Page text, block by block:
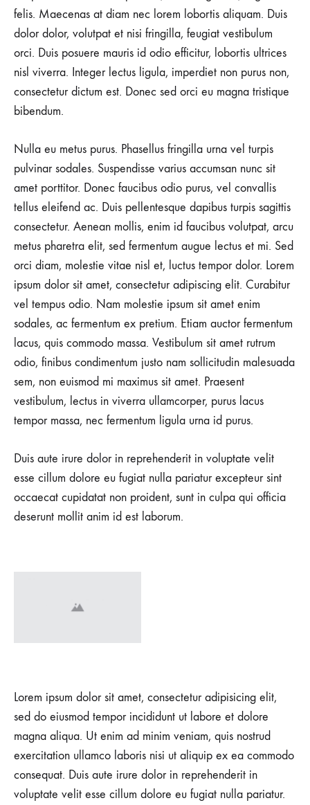
felis. Maecenas at diam nec lorem lobortis aliquam. Duis
dolor dolor, volutpat et nisi fringilla, feugiat vestibulum
orci. Duis posuere mauris id odio efficitur, lobortis ultrices
nisl viverra. Integer lectus ligula, imperdiet non purus non,
consectetur dictum est. Donec sed orci eu magna tristique
bibendum.
Nulla eu metus purus. Phasellus fringilla urna vel turpis
pulvinar sodales. Suspendisse varius accumsan nunc sit
amet porttitor. Donec faucibus odio purus, vel convallis
tellus eleifend ac. Duis pellentesque dapibus turpis sagittis
consectetur. Aenean mollis, enim id faucibus volutpat, arcu
metus pharetra elit, sed fermentum augue lectus et mi. Sed
orci diam, molestie vitae nisl et, luctus tempor dolor. Lorem
ipsum dolor sit amet, consectetur adipiscing elit. Curabitur
vel tempus odio. Nam molestie ipsum sit amet enim
sodales, ac fermentum ex pretium. Etiam auctor fermentum
lacus, quis commodo massa. Vestibulum sit amet rutrum
odio, finibus condimentum justo nam sollicitudin malesuada
sem, non euismod mi maximus sit amet. Praesent
vestibulum, lectus in viverra ullamcorper, purus lacus
tempor massa, nec fermentum ligula urna id purus.
Duis aute irure dolor in reprehenderit in voluptate velit
esse cillum dolore eu fugiat nulla pariatur excepteur sint
occaecat cupidatat non proident, sunt in culpa qui officia
deserunt mollit anim id est laborum.
Lorem ipsum dolor sit amet, consectetur adipisicing elit,
sed do eiusmod tempor incididunt ut labore et dolore
magna aliqua. Ut enim ad minim veniam, quis nostrud
exercitation ullamco laboris nisi ut aliquip ex ea commodo
consequat. Duis aute irure dolor in reprehenderit in
voluptate velit esse cillum dolore eu fugiat nulla pariatur.